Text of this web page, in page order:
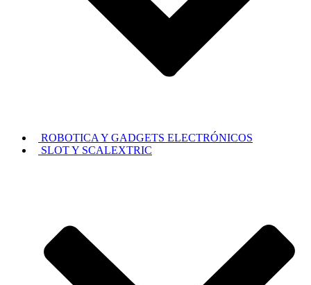
ROBOTICA Y GADGETS ELECTRÓNICOS
SLOT Y SCALEXTRIC